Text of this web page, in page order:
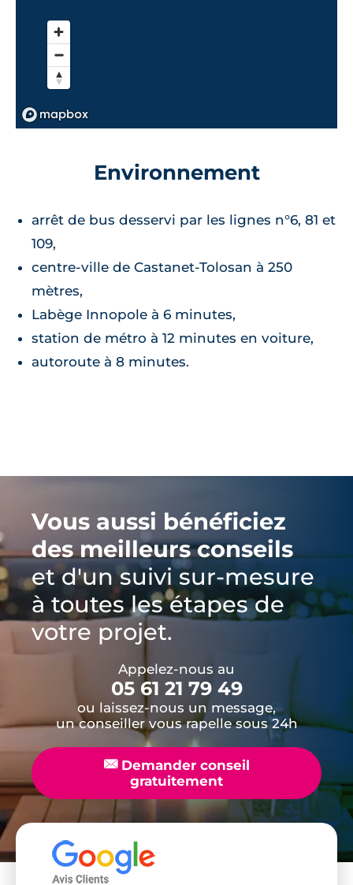
Environnement
arrêt de bus desservi par les lignes n°6, 81 et
109,
centre-ville de Castanet-Tolosan à 250
mètres,
Labège Innopole à 6 minutes,
station de métro à 12 minutes en voiture,
autoroute à 8 minutes.
Vous aussi bénéficiez
des meilleurs conseils
et d'un suivi sur-mesure
à toutes les étapes de
votre projet.
Appelez-nous au
05 61 21 79 49
ou laissez-nous un message,
un conseiller vous rapelle sous 24h
📧Demander conseil
gratuitement